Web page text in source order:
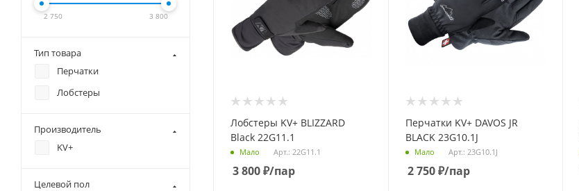
Лобстеры KV+ BLIZZARD
Black 22G11.1
Мало Арт.: 22G11.1
3 800₽/пар
Перчатки KV+ DAVOS JR
BLACK 23G10.1J
Мало Арт.: 23G10.1J
2 750₽/пар
2 750 3 800
Тип товара
Перчатки
Лобстеры
Производитель
KV+
Целевой пол